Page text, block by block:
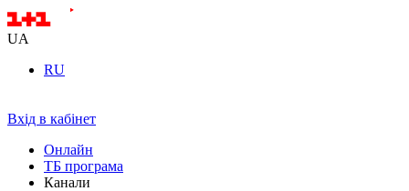
UA
RU
Вхід в кабінет
Онлайн
ТБ програма
Канали